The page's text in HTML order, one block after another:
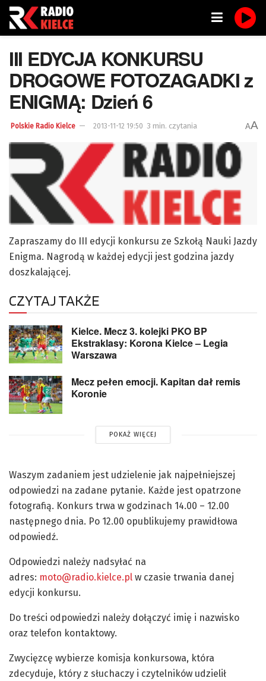
III EDYCJA KONKURSU
DROGOWE FOTOZAGADKI z
ENIGMĄ: Dzień 6
Polskie Radio Kielce 2013-11-12 19:50 3 min. czytania AA
Zapraszamy do III edycji konkursu ze Szkołą Nauki Jazdy
Enigma. Nagrodą w każdej edycji jest godzina jazdy
doszkalającej.
CZYTAJ TAKŻE
Kielce. Mecz 3. kolejki PKO BP
Ekstraklasy: Korona Kielce – Legia
Warszawa
Mecz pełen emocji. Kapitan dał remis
Koronie
POKAŻ WIĘCEJ
Waszym zadaniem jest udzielenie jak najpełniejszej
odpowiedzi na zadane pytanie. Każde jest opatrzone
fotografią. Konkurs trwa w godzinach 14.00 – 12.00
następnego dnia. Po 12.00 opublikujemy prawidłowa
odpowiedź.
Odpowiedzi należy nadsyłać na
adres: moto@radio.kielce.pl w czasie trwania danej
edycji konkursu.
Do treści odpowiedzi należy dołączyć imię i nazwisko
oraz telefon kontaktowy.
Zwycięzcę wybierze komisja konkursowa, która
zdecyduje, który z słuchaczy i czytelników udzielił